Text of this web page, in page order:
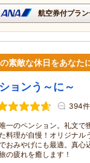
航空券付プラ
素敵な休日をあなた
ョンう～に～
394件
一のペンション。礼文で
料理が自慢！オリジナル
おみやげにも最適。真心
の疲れを癒します！